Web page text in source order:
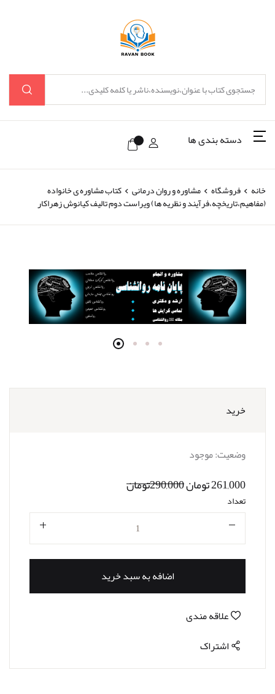
دسته بندی ها
خانه فروشگاه مشاوره و روان درمانی کتاب مشاوره ی خانواده
(مفاهیم،تاریخچه،فرآیند و نظریه ها) ویراست دوم تالیف کیانوش زهراکار
خرید
وضعیت:موجود
261,000 تومان 290,000تومان
تعداد
اضافه به سبد خرید
علاقه مندی
اشتراک